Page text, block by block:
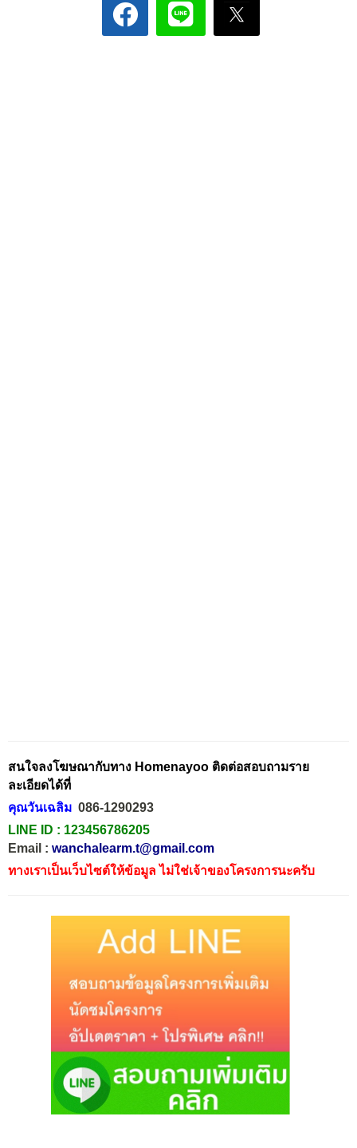
สนใจลงโฆษณากับทาง Homenayoo ติดต่อสอบถามราย
ละเอียดได้ที่
คุณวันเฉลิม 086-1290293
LINE ID : 123456786205
Email : wanchalearm.t@gmail.com
ทางเราเป็นเว็บไซต์ให้ข้อมูล ไม่ใช่เจ้าของโครงการนะครับ